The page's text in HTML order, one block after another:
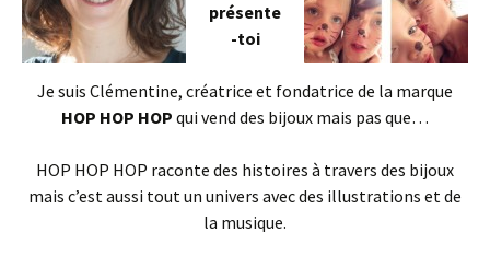
présente
-toi
Je suis Clémentine, créatrice et fondatrice de la marque
HOP HOP HOP qui vend des bijoux mais pas que…
HOP HOP HOP raconte des histoires à travers des bijoux
mais c’est aussi tout un univers avec des illustrations et de
la musique.